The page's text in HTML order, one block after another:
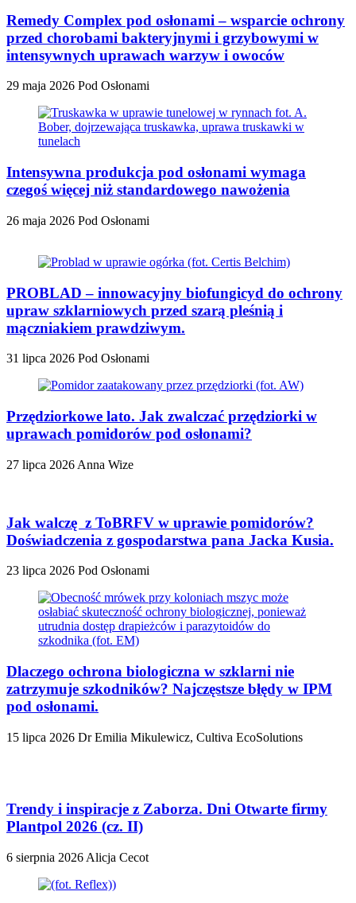
Remedy Complex pod osłonami – wsparcie ochrony
przed chorobami bakteryjnymi i grzybowymi w
intensywnych uprawach warzyw i owoców
29 maja 2026 Pod Osłonami
Intensywna produkcja pod osłonami wymaga
czegoś więcej niż standardowego nawożenia
26 maja 2026 Pod Osłonami
PROBLAD – innowacyjny biofungicyd do ochrony
upraw szklarniowych przed szarą pleśnią i
mączniakiem prawdziwym.
31 lipca 2026 Pod Osłonami
Przędziorkowe lato. Jak zwalczać przędziorki w
uprawach pomidorów pod osłonami?
27 lipca 2026 Anna Wize
Jak walczę z ToBRFV w uprawie pomidorów?
Doświadczenia z gospodarstwa pana Jacka Kusia.
23 lipca 2026 Pod Osłonami
Dlaczego ochrona biologiczna w szklarni nie
zatrzymuje szkodników? Najczęstsze błędy w IPM
pod osłonami.
15 lipca 2026 Dr Emilia Mikulewicz, Cultiva EcoSolutions
Trendy i inspiracje z Zaborza. Dni Otwarte firmy
Plantpol 2026 (cz. II)
6 sierpnia 2026 Alicja Cecot